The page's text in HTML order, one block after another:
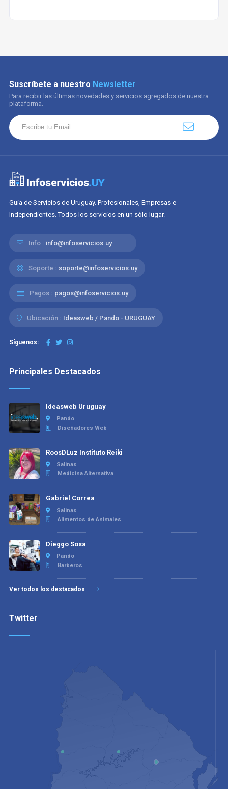
Suscríbete a nuestro Newsletter
Para recibir las últimas novedades y servicios agregados de nuestra
plataforma.
Guía de Servicios de Uruguay. Profesionales, Empresas e
Independientes. Todos los servicios en un sólo lugar.
Info : info@infoservicios.uy
Soporte : soporte@infoservicios.uy
Pagos : pagos@infoservicios.uy
Ubicación : Ideasweb / Pando - URUGUAY
Síguenos:
Principales Destacados
Ideasweb Uruguay
Pando
Diseñadores Web
RoosDLuz Instituto Reiki
Salinas
Medicina Alternativa
Gabriel Correa
Salinas
Alimentos de Animales
Dieggo Sosa
Pando
Barberos
Ver todos los destacados
Twitter